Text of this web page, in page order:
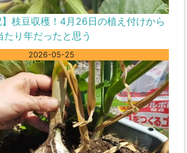
】枝豆収穫！4月26日の植え付けから
り年だったと思う
2026-05-25